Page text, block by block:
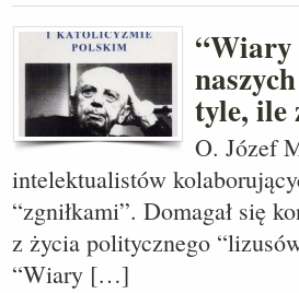
“Wiary
tyle, ile
O. Józef
intelektualistów
“zgniłkami”. Domagał się
z życia politycznego
“Wiary […]